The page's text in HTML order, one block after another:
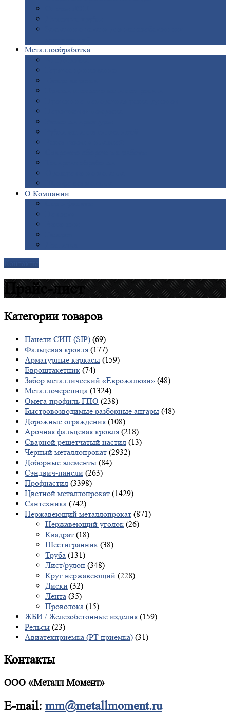
Металлообработка
О Компании
Прайс-лист
Категориитоваров
Панели СИП (SIP) (69)
Фальцевая кровля (177)
Арматурные каркасы (159)
Евроштакетник (74)
Забор металлический «Еврожалюзи» (48)
Металлочерепица (1324)
Омега-профиль ГПО (238)
Быстровозводимые разборные ангары (48)
Дорожные ограждения (108)
Арочная фальцевая кровля (218)
Сварной решетчатый настил (13)
Черный металлопрокат (2932)
Доборные элементы (84)
Сэндвич-панели (263)
Профнастил (3398)
Цветной металлопрокат (1429)
Сантехника (742)
Нержавеющий металлопрокат (871)
Нержавеющий уголок (26)
Квадрат (18)
Шестигранник (38)
Труба (131)
Лист/рулон (348)
Круг нержавеющий (228)
Диски (32)
Лента (35)
Проволока (15)
ЖБИ / Железобетонные изделия (159)
Рельсы (23)
Авиатехприемка (РТ приемка) (31)
Контакты
ООО «Металл Момент»
E-mail: mm@metallmoment.ru